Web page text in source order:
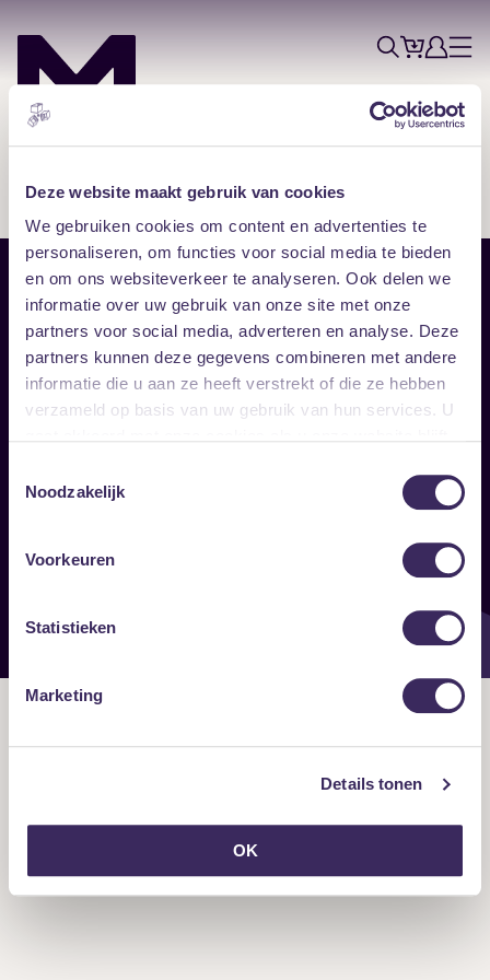
Deze website maakt gebruik van cookies
We gebruiken cookies om content en advertenties te
personaliseren, om functies voor social media te bieden
en om ons websiteverkeer te analyseren. Ook delen we
informatie over uw gebruik van onze site met onze
partners voor social media, adverteren en analyse. Deze
partners kunnen deze gegevens combineren met andere
informatie die u aan ze heeft verstrekt of die ze hebben
verzameld op basis van uw gebruik van hun services. U
Noodzakelijk
Voorkeuren
Statistieken
Marketing
Details tonen
OK
ZoekTicketsAccount
Menu
Sitemap
Home
Vrijwilligers
Verhuur
Disclaimer
Toegankelijkheid
Privacy & cookies
Follow
Onze nieuwsbrief ontvangen?